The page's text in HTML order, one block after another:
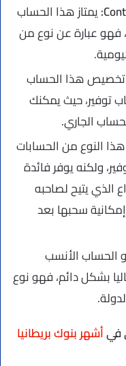
:يمتاز هذا الحساب
فهو عبارة عن نوع من
تخصيص هذا الحساب
توفير، حيث يمكنك
الجاري.
النوع من الحسابات
ولكنه يوفر فائدة
الذي يتيح لصاحبه
سحبها بعد
الحساب الأنسب
بشكل دائم، فهو نوع
فيأشهر بنوك بريطانيا